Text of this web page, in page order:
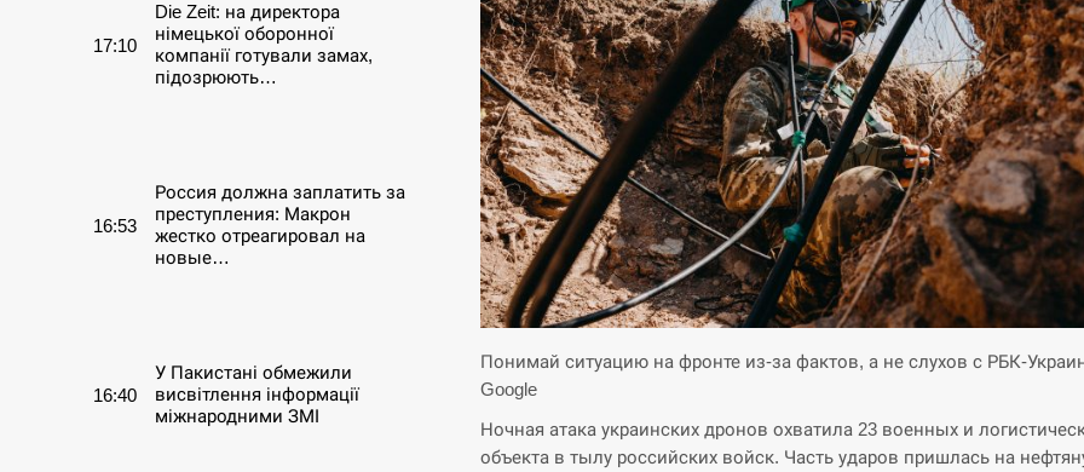
17:10
Die Zeit: на директора
німецької оборонної
компанії готували замах,
підозрюють…
16:53
Россия должна заплатить за
преступления: Макрон
жестко отреагировал на
новые…
16:40
У Пакистані обмежили
висвітлення інформації
міжнародними ЗМІ
Понимай ситуацию на фронте из-за фактов, а не слухов с РБК-
Google
Ночная атака украинских дронов охватила 23 военных и
объекта в тылу российских войск. Часть ударов пришлась на